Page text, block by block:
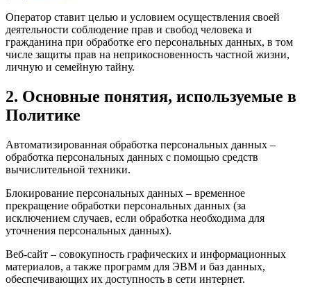
Оператор ставит целью и условием осуществления своей
деятельности соблюдение прав и свобод человека и
гражданина при обработке его персональных данных, в том
числе защиты прав на неприкосновенность частной жизни,
личную и семейную тайну.
2. Основные понятия, используемые в
Политике
Автоматизированная обработка персональных данных –
обработка персональных данных с помощью средств
вычислительной техники.
Блокирование персональных данных – временное
прекращение обработки персональных данных (за
исключением случаев, если обработка необходима для
уточнения персональных данных).
Веб-сайт – совокупность графических и информационных
материалов, а также программ для ЭВМ и баз данных,
обеспечивающих их доступность в сети интернет.